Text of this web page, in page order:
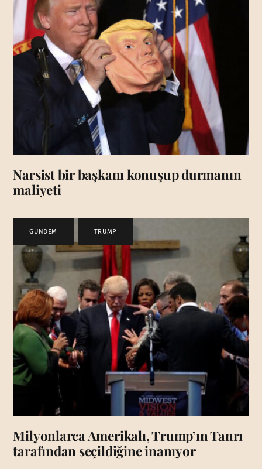
Narsist bir başkanı konuşup durmanın
maliyeti
GÜNDEM TRUMP
Milyonlarca Amerikalı, Trump’ın Tanrı
tarafından seçildiğine inanıyor